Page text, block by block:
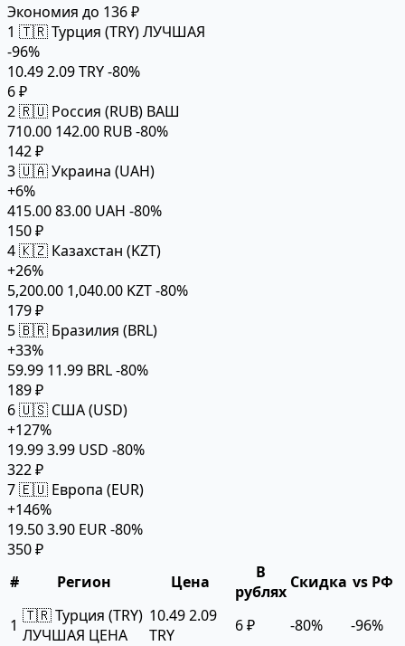
Экономия до 136 ₽
1 🇹🇷 Турция (TRY)ЛУЧШАЯ
-96%
10.492.09 TRY-80%
6 ₽
2🇷🇺 Россия (RUB) ВАШ
710.00 142.00 RUB-80%
142 ₽
3🇺🇦 Украина (UAH)
+6%
415.0083.00 UAH -80%
150 ₽
4🇰🇿 Казахстан (KZT)
+26%
5,200.00 1,040.00 KZT-80%
179 ₽
5🇧🇷 Бразилия (BRL)
+33%
59.99 11.99 BRL-80%
189 ₽
6🇺🇸 США (USD)
+127%
19.993.99 USD -80%
322 ₽
7🇪🇺 Европа (EUR)
+146%
19.503.90 EUR-80%
350 ₽
#
Регион Цена
В
рублях Скидка vs РФ
1 🇹🇷 Турция (TRY)
ЛУЧШАЯ ЦЕНА
10.492.09
TRY
6 ₽ -80% -96%